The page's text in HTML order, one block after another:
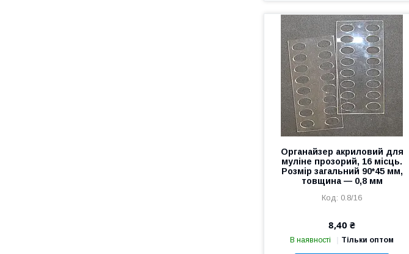
Органайзер акриловий для
муліне прозорий, 16 місць.
Розмір загальний 90*45 мм,
товщина — 0,8 мм
0.8/16
8,40 ₴
В наявності Тільки оптом